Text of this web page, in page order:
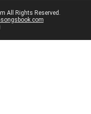
All Rights Reserved.